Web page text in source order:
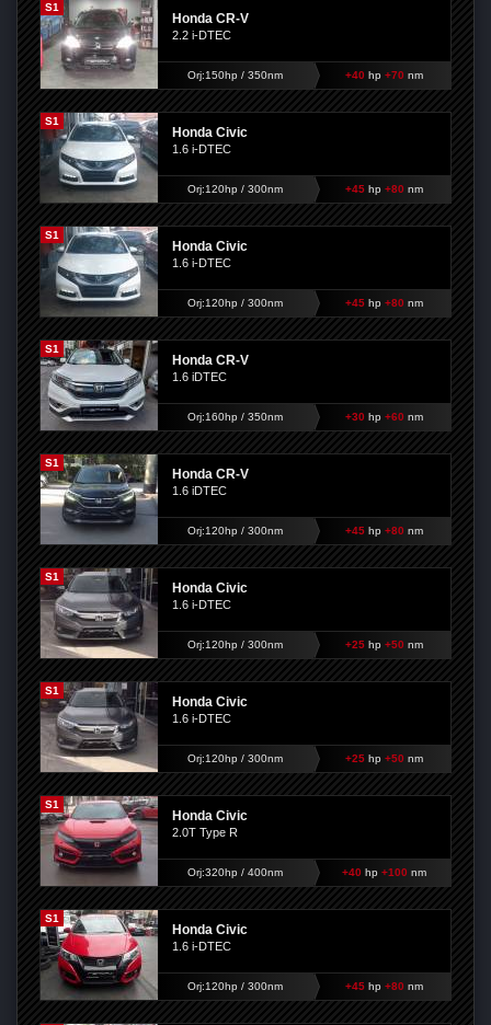
S1
Honda CR-V
2.2 i-DTEC
Orj:150hp / 350nm +40 hp+70 nm
S1
Honda Civic
1.6 i-DTEC
Orj:120hp / 300nm +45 hp+80 nm
S1
Honda Civic
1.6 i-DTEC
Orj:120hp / 300nm +45 hp+80 nm
S1
Honda CR-V
1.6 iDTEC
Orj:160hp / 350nm +30 hp+60 nm
S1
Honda CR-V
1.6 iDTEC
Orj:120hp / 300nm +45 hp+80 nm
S1
Honda Civic
1.6 i-DTEC
Orj:120hp / 300nm +25 hp+50 nm
S1
Honda Civic
1.6 i-DTEC
Orj:120hp / 300nm +25 hp+50 nm
S1
Honda Civic
2.0T Type R
Orj:320hp / 400nm +40 hp+100 nm
S1
Honda Civic
1.6 i-DTEC
Orj:120hp / 300nm +45 hp+80 nm